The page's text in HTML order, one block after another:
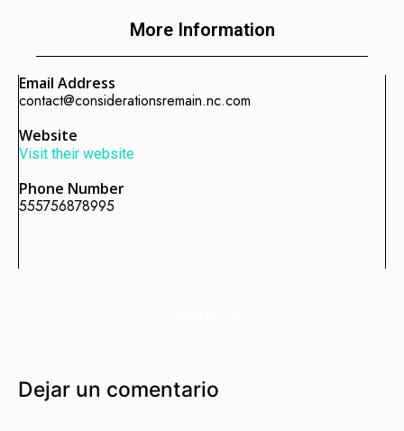
More Information
Email Address
contact@considerationsremain.nc.com
Website
Visit their website
Phone Number
555756878995
Dejar un comentario